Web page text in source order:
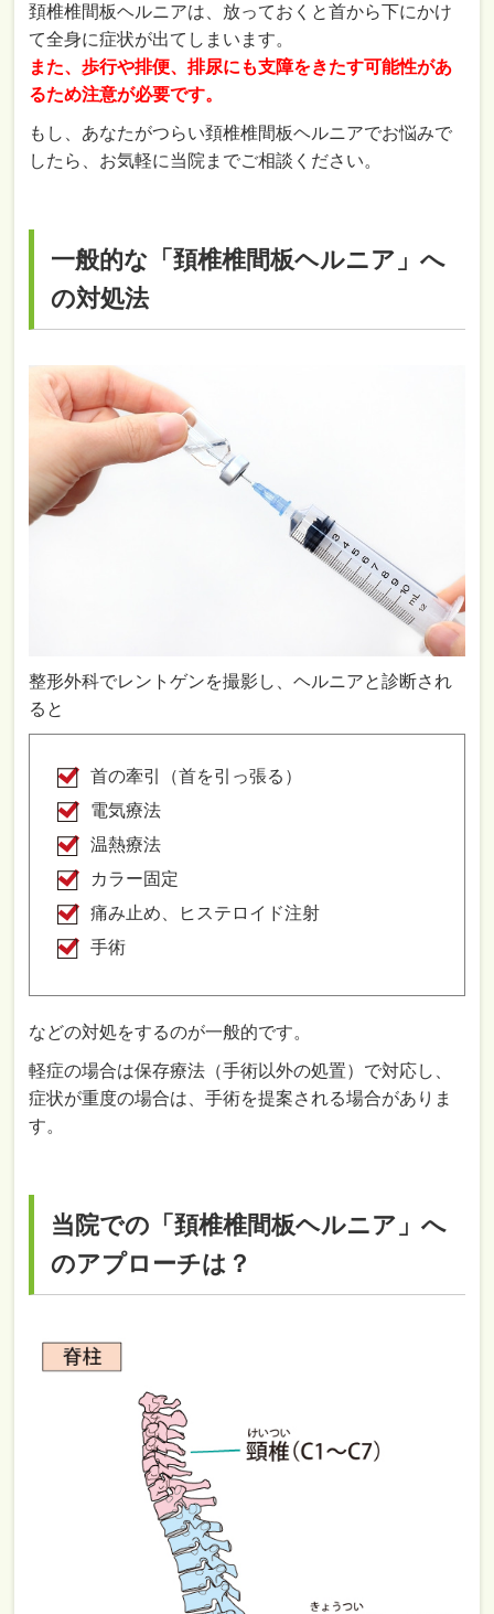
頚椎椎間板ヘルニアは、放っておくと首から下にかけ
て全身に症状が出てしまいます。
また、歩行や排便、排尿にも支障をきたす可能性があ
るため注意が必要です。
もし、あなたがつらい頚椎椎間板ヘルニアでお悩みで
したら、お気軽に当院までご相談ください。
一般的な「頚椎椎間板ヘルニア」へ
の対処法
整形外科でレントゲンを撮影し、ヘルニアと診断され
ると
首の牽引（首を引っ張る）
電気療法
温熱療法
カラー固定
痛み止め、ヒステロイド注射
手術
などの対処をするのが一般的です。
軽症の場合は保存療法（手術以外の処置）で対応し、
症状が重度の場合は、手術を提案される場合がありま
す。
当院での「頚椎椎間板ヘルニア」へ
のアプローチは？